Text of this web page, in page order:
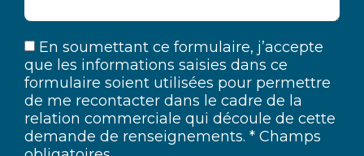
En soumettant ce formulaire, j’accepte
que les informations saisies dans ce
formulaire soient utilisées pour permettre
de me recontacter dans le cadre de la
relation commerciale qui découle de cette
demande de renseignements. * Champs